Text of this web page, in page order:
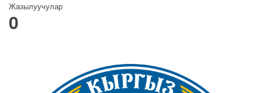
Жазылуучулар
0